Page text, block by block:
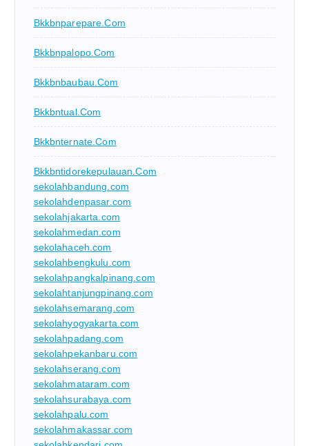
Bkkbnparepare.com
Bkkbnpalopo.com
Bkkbnbaubau.com
Bkkbntual.com
Bkkbnternate.com
Bkkbntidorekepulauan.com
sekolahbandung.com
sekolahdenpasar.com
sekolahjakarta.com
sekolahmedan.com
sekolahaceh.com
sekolahbengkulu.com
sekolahpangkalpinang.com
sekolahtanjungpinang.com
sekolahsemarang.com
sekolahyogyakarta.com
sekolahpadang.com
sekolahpekanbaru.com
sekolahserang.com
sekolahmataram.com
sekolahsurabaya.com
sekolahpalu.com
sekolahmakassar.com